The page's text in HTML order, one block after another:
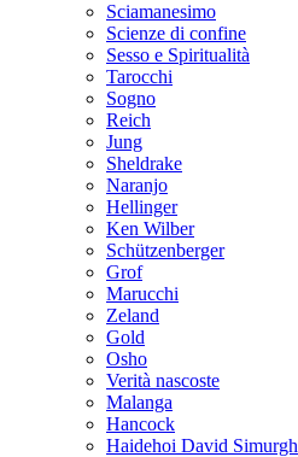
Sciamanesimo
Scienze di confine
Sesso e Spiritualità
Tarocchi
Sogno
Reich
Jung
Sheldrake
Naranjo
Hellinger
Ken Wilber
Schützenberger
Grof
Marucchi
Zeland
Gold
Osho
Verità nascoste
Malanga
Hancock
Haidehoi David Simurgh